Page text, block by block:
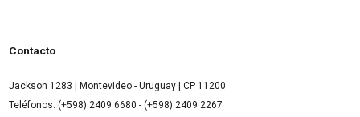
Contacto
Jackson 1283 | Montevideo - Uruguay | CP 11200
Teléfonos: (+598) 2409 6680 - (+598) 2409 2267